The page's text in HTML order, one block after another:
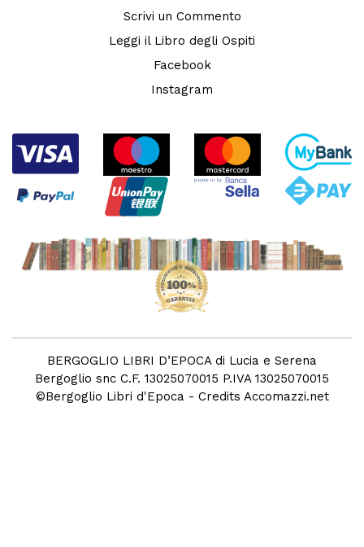
Scrivi un Commento
Leggi il Libro degli Ospiti
Facebook
Instagram
BERGOGLIO LIBRI D’EPOCA di Lucia e Serena
Bergoglio snc C.F. 13025070015 P.IVA 13025070015
©Bergoglio Libri d'Epoca - Credits Accomazzi.net